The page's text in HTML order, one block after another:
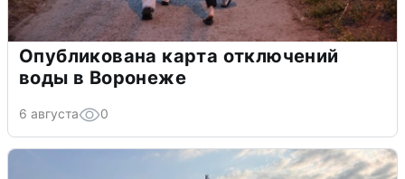
Опубликована карта отключений
воды в Воронеже
6 августа 0